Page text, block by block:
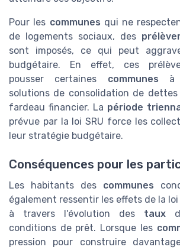
Pour les communes qui ne
de logements sociaux, des
sont imposés, ce qui peut
budgétaire. En effet, ces
pousser certaines communes à
solutions de consolidation de
fardeau financier. La période
prévue par la loi SRU force les
leur stratégie budgétaire.
Conséquences pour les
Les habitants des communes
également ressentir les effets de la
à travers l'évolution des taux
conditions de prêt. Lorsque les
pression pour construire